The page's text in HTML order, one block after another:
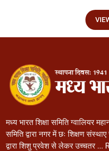
मध्य भारत शिक्षा समिति ग्वालियर
समिति द्वारा नगर में छः शिक्षण
द्वारा शिशु प्रवेश से लेकर उच्चतर ...